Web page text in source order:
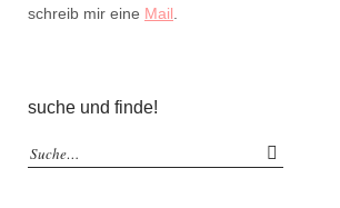
schreib mir eine Mail
suche und finde!